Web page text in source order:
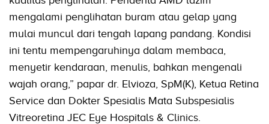
mengalami penglihatan buram atau gelap yang
mulai muncul dari tengah lapang pandang. Kondisi
ini tentu mempengaruhinya dalam membaca,
menyetir kendaraan, menulis, bahkan mengenali
wajah orang,” papar dr. Elvioza, SpM(K), Ketua Retina
Service dan Dokter Spesialis Mata Subspesialis
Vitreoretina JEC Eye Hospitals & Clinics.